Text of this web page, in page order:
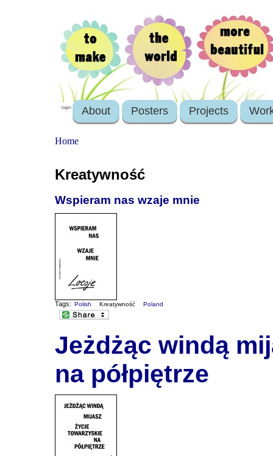
login About Posters Projects
Home
Kreatywność
Wspieram nas wzaje mnie
Tags: Polish Kreatywność Poland
Jeżdżąc windą
na półpiętrze